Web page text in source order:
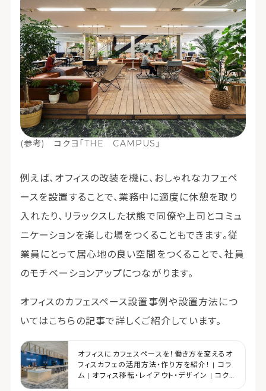
(参考) コクヨ「THE CAMPUS」
例えば、オフィスの改装を機に、おしゃれなカフェペ
ースを設置することで、業務中に適度に休憩を取り
入れたり、リラックスした状態で同僚や上司とコミュ
ニケーションを楽しむ場をつくることもできます。従
業員にとって居心地の良い空間をつくることで、社員
のモチベーションアップにつながります。
オフィスのカフェスペース設置事例や設置方法につ
いてはこちらの記事で詳しくご紹介しています。
オフィスにカフェスペースを！働き方を変えるオ
フィスカフェの活用方法・作り方を紹介！ | コラ
ム | オフィス移転・レイアウト・デザイン | コク